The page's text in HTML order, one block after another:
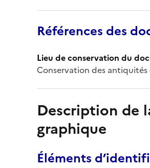
Références des
Lieu de conservation du
Conservation des antiquités
Description de
graphique
Éléments